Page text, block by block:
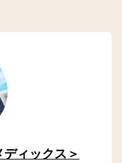
ィックス＞